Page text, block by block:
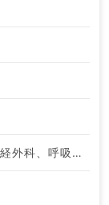
神経内科、整形外科、脳神経外科、呼吸器外科、心臓血管外科、一般内科、循環器内科、呼吸器内科、消化器内科、内分泌・代謝内科、腎臓内科